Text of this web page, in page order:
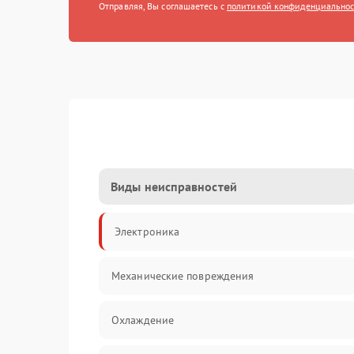
Отправляя, Вы соглашаетесь с политикой
Виды неисправностей
Электроника
Механические повреждения
Охлаждение